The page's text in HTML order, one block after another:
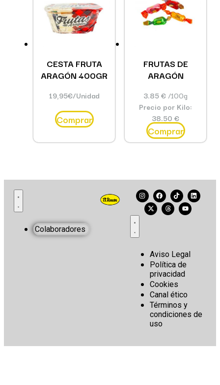
CESTA FRUTA
ARAGÓN 400GR
19,95€/Unidad
Comprar
FRUTAS DE
ARAGÓN
3.85 € /100g
Precio por Kilo:
38.50 €
Comprar
Colaboradores
Aviso Legal
Política de
privacidad
Cookies
Canal ético
Términos y
condiciones de
uso